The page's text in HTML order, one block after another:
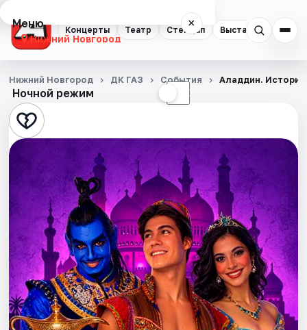
Концерты Театр Стендап Выставки
Меню ×
Нижний Новгород
Концерты
Театр
Стендап
Выставки
Квесты
Экскурсии
Спорт
События
Ночной режим ☾
Нижний Новгород ДК ГАЗ События Аладдин.